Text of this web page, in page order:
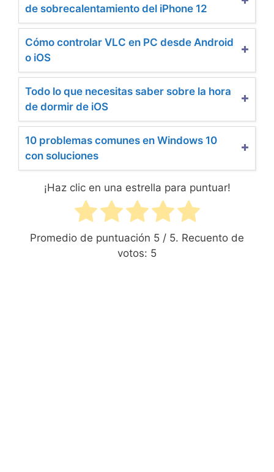
de sobrecalentamiento del iPhone 12
Cómo controlar VLC en PC desde Android
o iOS
Todo lo que necesitas saber sobre la hora
de dormir de iOS
10 problemas comunes en Windows 10
con soluciones
¡Haz clic en una estrella para puntuar!
Promedio de puntuación 5 / 5. Recuento de
votos: 5